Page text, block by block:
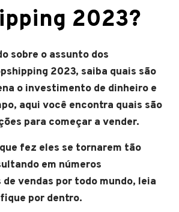
2023?
sobre o assunto dos
2023, saiba quais são
o investimento de dinheiro e
aqui você encontra quais são
para começar a vender.
fez eles se tornarem tão
em números
vendas por todo mundo, leia
por dentro.